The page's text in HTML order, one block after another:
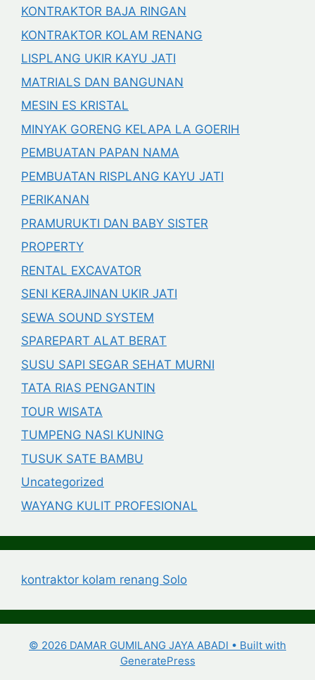
KONTRAKTOR BAJA RINGAN
KONTRAKTOR KOLAM RENANG
LISPLANG UKIR KAYU JATI
MATRIALS DAN BANGUNAN
MESIN ES KRISTAL
MINYAK GORENG KELAPA LA GOERIH
PEMBUATAN PAPAN NAMA
PEMBUATAN RISPLANG KAYU JATI
PERIKANAN
PRAMURUKTI DAN BABY SISTER
PROPERTY
RENTAL EXCAVATOR
SENI KERAJINAN UKIR JATI
SEWA SOUND SYSTEM
SPAREPART ALAT BERAT
SUSU SAPI SEGAR SEHAT MURNI
TATA RIAS PENGANTIN
TOUR WISATA
TUMPENG NASI KUNING
TUSUK SATE BAMBU
Uncategorized
WAYANG KULIT PROFESIONAL
kontraktor kolam renang Solo
© 2026 DAMAR GUMILANG JAYA ABADI • Built with
GeneratePress